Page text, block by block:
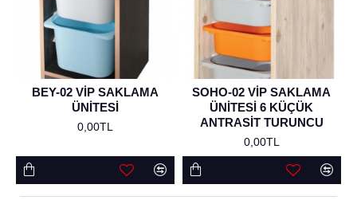
BEY-02 VİP SAKLAMA
ÜNİTESİ
0,00TL
SOHO-02 VİP SAKLAMA
ÜNİTESİ 6 KÜÇÜK
ANTRASİT TURUNCU
0,00TL